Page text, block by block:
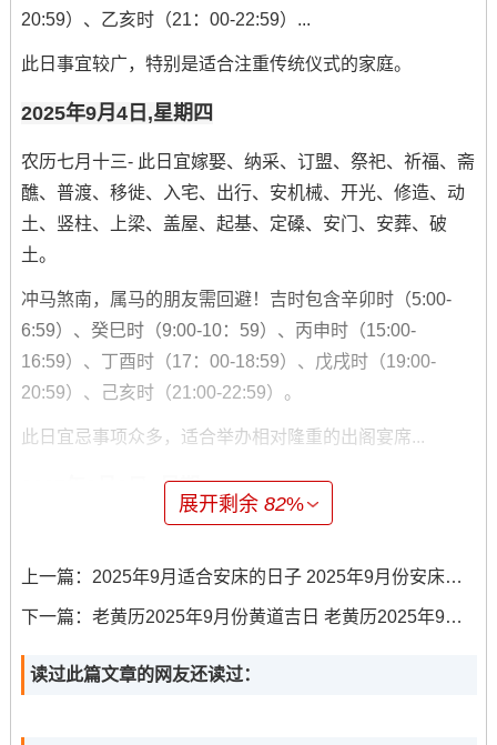
20:59）、乙亥时（21：00-22:59）...
此日事宜较广，特别是适合注重传统仪式的家庭。
2025年9月4日,星期四
农历七月十三- 此日宜嫁娶、纳采、订盟、祭祀、祈福、斋
醮、普渡、移徙、入宅、出行、安机械、开光、修造、动
土、竖柱、上梁、盖屋、起基、定磉、安门、安葬、破
土。
冲马煞南，属马的朋友需回避！吉时包含辛卯时（5:00-
6:59）、癸巳时（9:00-10：59）、丙申时（15:00-
16:59）、丁酉时（17：00-18:59）、戊戌时（19:00-
20:59）、己亥时（21:00-22:59）。
此日宜忌事项众多，适合举办相对隆重的出阁宴席...
2025年9月8日 -星期一
求子、生子、出行、出火、拆卸、修造、装修、动土、上
匾、安床、入宅、移徙、乔迁、搬家、搬迁、栽种、伐
木、入殓、破土、除服、成服。
意。吉时包括己卯时（5：00-6：59）、辛巳时（9:00-
展开剩余82%
上一篇： 2025年9月适合安床的日子 2025年9月份安床的最佳日子和时辰
下一篇： 老黄历2025年9月份黄道吉日 老黄历2025年9月份龙宝宝办周岁黄道吉日
读过此篇文章的网友还读过：